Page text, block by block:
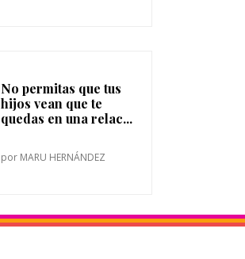
No permitas que tus
hijos vean que te
quedas en una relac...
por MARU HERNÁNDEZ